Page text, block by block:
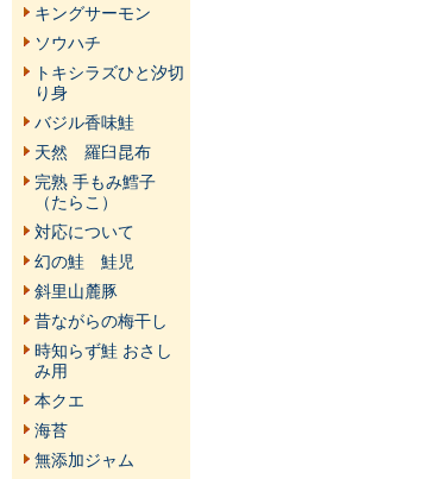
キングサーモン
ソウハチ
トキシラズひと汐切
り身
バジル香味鮭
天然 羅臼昆布
完熟 手もみ鱈子
（たらこ）
対応について
幻の鮭 鮭児
斜里山麓豚
昔ながらの梅干し
時知らず鮭 おさし
み用
本クエ
海苔
無添加ジャム